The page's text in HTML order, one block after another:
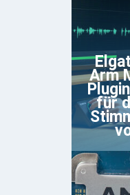
Arm
für